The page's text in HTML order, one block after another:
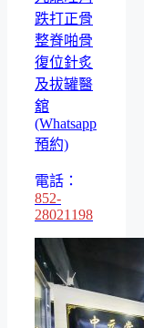
跌打正骨
整脊啪骨
復位針炙
及拔罐醫
舘
(Whatsapp
預約)
電話：
852-
28021198